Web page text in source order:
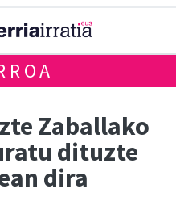
Zaballako
dituzte
dira